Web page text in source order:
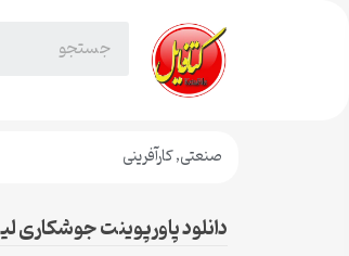
صنعتی,کارآفرینی
دانلود پاورپوینت جوشکاری